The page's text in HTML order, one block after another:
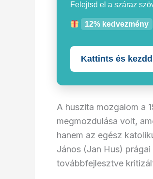
Felejtsd el a száraz
12% kedvezmény
Kattints és
A huszita mozgalom a
megmozdulása volt,
hanem az egész
János (Jan Hus)
továbbfejlesztve